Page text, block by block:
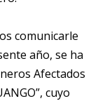
comunicarle
año, se ha
Afectados
cuyo